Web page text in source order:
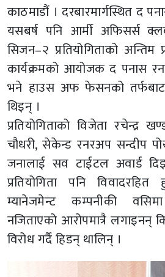
काठमाडौं । दरबारमार्गस्थित द
यसबर्ष पनि आर्मी अफिसर्स
सिजन–२ प्रतियोगिताको अन्तिम
कार्यक्रमको आयोजक द पनास
भने हाउस अफ फेसनको
थिइन् ।
प्रतियोगिताको विजेता रचेन्द्र
चौधरी, सेकेन्ड रनरअप सन्दीप
जनालाई सव टाईटल अवार्ड
प्रतियोगिता पनि
म्यानेजमेन्ट कम्पनीकी
नजिताएको आरोपमात्रै लगाइनन्
विरोध गर्दै हिडन् थालिन् ।